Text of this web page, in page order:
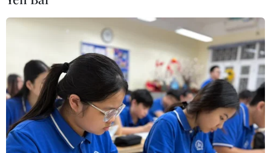
28/07/2026 14:17
Thảm sát tại Tây Bắc Nigeria khiến ít
nhất 30 người thiệt mạng
27/07/2026 22:54
AfDB cảnh báo "siêu" El Nino có thể